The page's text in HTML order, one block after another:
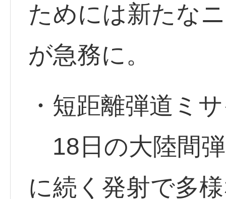
ためには新たな
が急務に。
・短距離弾道ミ
18日の大陸間
に続く発射で多